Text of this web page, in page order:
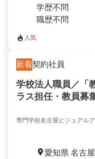
学歴不問
職歴不問
人気
新着契約社員
学校法人職員／「
ラス担任・教員募
専門学校名古屋ビジュアル
愛知県 名古